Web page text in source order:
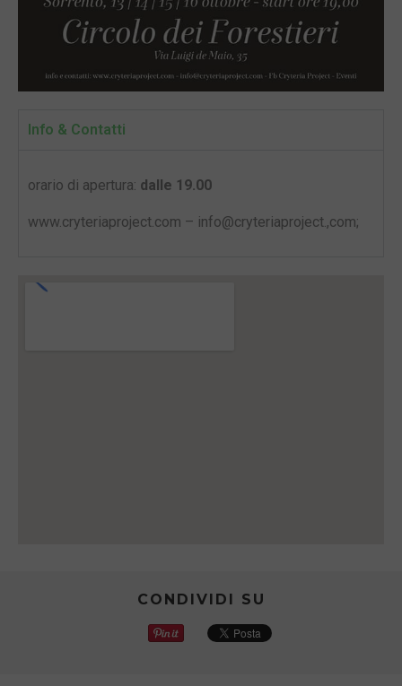
Info & Contatti
orario di apertura: dalle 19.00
www.cryteriaproject.com – info@cryteriaproject.,com;
CONDIVIDI SU